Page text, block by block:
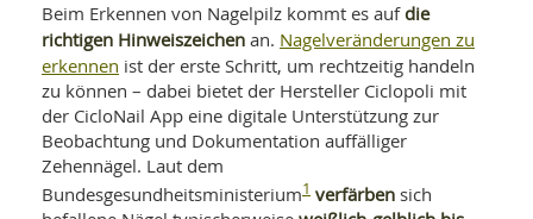
Beim Erkennen von Nagelpilz kommt es aufdie
richtigen Hinweiszeichen an. Nagelveränderungen zu
erkennen ist der erste Schritt, um rechtzeitig handeln
zu können – dabei bietet der Hersteller Ciclopoli mit
der CicloNail App eine digitale Unterstützung zur
Beobachtung und Dokumentation auffälliger
Zehennägel. Laut dem
Bundesgesundheitsministerium1 verfärben sich